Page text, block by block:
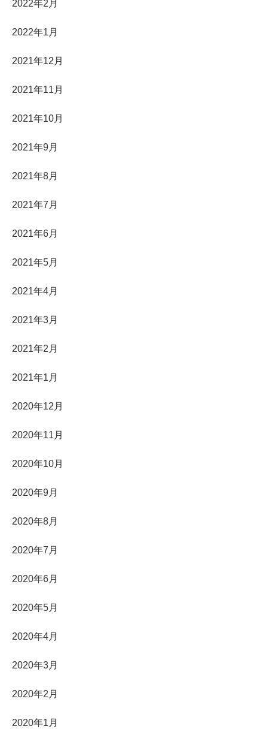
2022年2月
2022年1月
2021年12月
2021年11月
2021年10月
2021年9月
2021年8月
2021年7月
2021年6月
2021年5月
2021年4月
2021年3月
2021年2月
2021年1月
2020年12月
2020年11月
2020年10月
2020年9月
2020年8月
2020年7月
2020年6月
2020年5月
2020年4月
2020年3月
2020年2月
2020年1月